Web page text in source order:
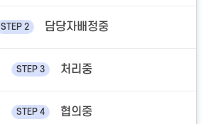
STEP 2 담당자배정중
STEP 3 처리중
STEP 4 협의중